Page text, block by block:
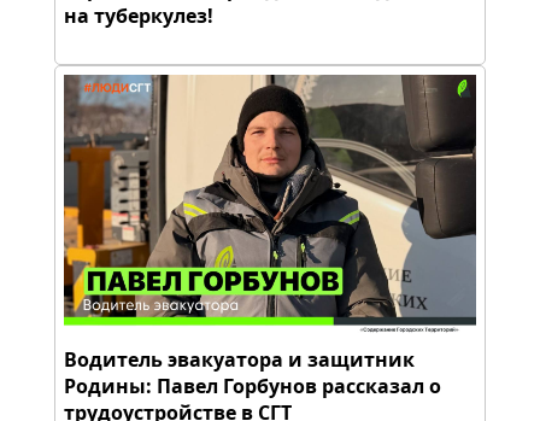
на туберкулез!
Водитель эвакуатора и защитник
Родины: Павел Горбунов рассказал о
трудоустройстве в СГТ